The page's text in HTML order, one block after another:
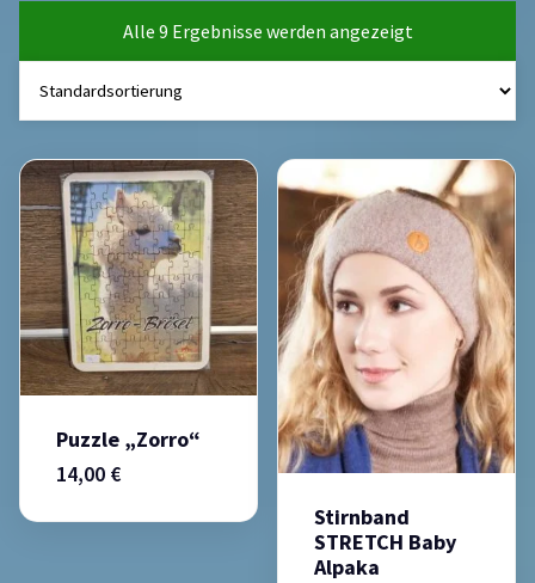
Alle 9 Ergebnisse werden angezeigt
Puzzle „Zorro“
14,00 €
Stirnband
STRETCH Baby
Alpaka